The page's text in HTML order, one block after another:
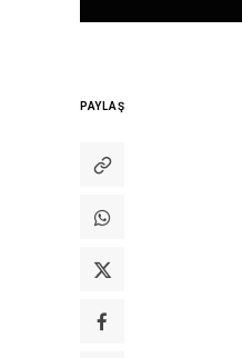
PAYLAŞ